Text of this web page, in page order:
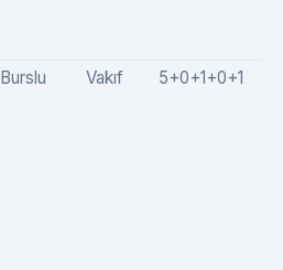
Burslu Vakıf 5+0+1+0+1